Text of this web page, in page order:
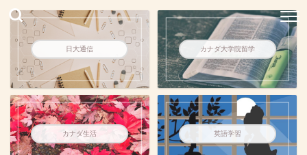
日大通信 カナダ大学院留学
カナダ生活 英語学習